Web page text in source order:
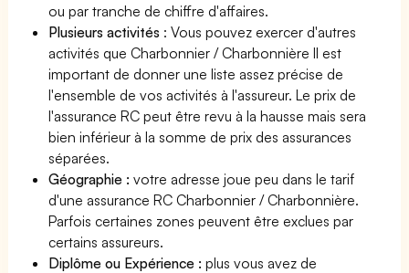
ou par tranche de chiffre d'affaires.
Plusieurs activités : Vous pouvez exercer d'autres
activités que Charbonnier / Charbonnière Il est
important de donner une liste assez précise de
l'ensemble de vos activités à l'assureur. Le prix de
l'assurance RC peut être revu à la hausse mais sera
bien inférieur à la somme de prix des assurances
séparées.
Géographie :votre adresse joue peu dans le tarif
d'une assurance RC Charbonnier / Charbonnière.
Parfois certaines zones peuvent être exclues par
certains assureurs.
Diplôme ou Expérience :plus vous avez de